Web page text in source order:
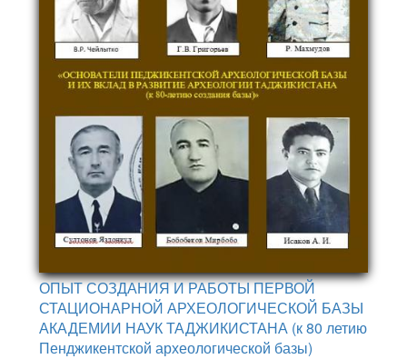
ОПЫТ СОЗДАНИЯ И РАБОТЫ ПЕРВОЙ
СТАЦИОНАРНОЙ АРХЕОЛОГИЧЕСКОЙ БАЗЫ
АКАДЕМИИ НАУК ТАДЖИКИСТАНА (к 80 летию
Пенджикентской археологической базы)